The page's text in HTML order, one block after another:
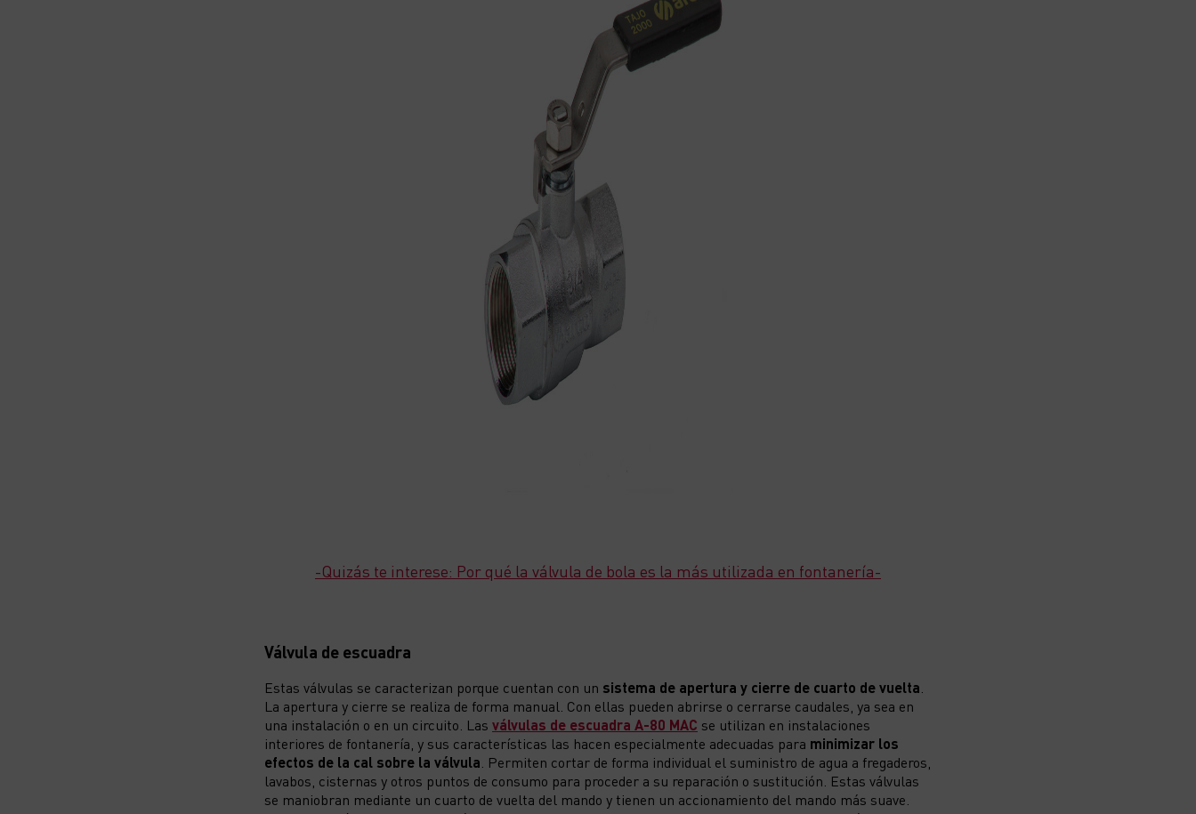
-Quizás te interese: Por qué la válvula de bola es la más utilizada en fontanería-
Válvula de escuadra
Estas válvulas se caracterizan porque cuentan con un sistema de apertura y cierre de cuarto de vuelta.
La apertura y cierre se realiza de forma manual. Con ellas pueden abrirse o cerrarse caudales, ya sea en
una instalación o en un circuito. Las válvulas de escuadra A-80 MAC se utilizan en instalaciones
interiores de fontanería, y sus características las hacen especialmente adecuadas para minimizar los
efectos de la cal sobre la válvula. Permiten cortar de forma individual el suministro de agua a fregaderos,
lavabos, cisternas y otros puntos de consumo para proceder a su reparación o sustitución. Estas válvulas
se maniobran mediante un cuarto de vuelta del mando y tienen un accionamiento del mando más suave.